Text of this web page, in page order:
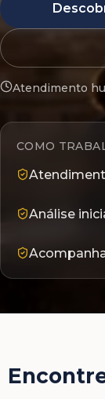
Atendimento
COMO
Análise